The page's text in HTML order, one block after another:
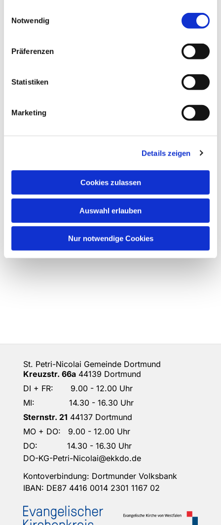
Notwendig
Präferenzen
Statistiken
Marketing
Details zeigen
Cookies zulassen
Auswahl erlauben
Nur notwendige Cookies
Dies könnte Sie auch
St. Petri-Nicolai Gemeinde Dortmund
Kreuzstr. 66a 44139 Dortmund
DI + FR: 9.00 - 12.00 Uhr
MI: 14.30 - 16.30 Uhr
Sternstr. 21 44137 Dortmund
MO + DO: 9.00 - 12.00 Uhr
DO: 14.30 - 16.30 Uhr
DO-KG-Petri-Nicolai@ekkdo.de
Kontoverbindung: Dortmunder Volksbank
IBAN: DE87 4416 0014 2301 1167 02